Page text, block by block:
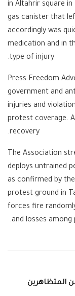
in Altahrir square in
gas canister that
accordingly was
medication and in
type of injury.
Press Freedom
government and
injuries and
protest coverage.
recovery.
The Association
deploys untrained
as confirmed by
protest ground in
forces fire
and losses among
المتظاهرين